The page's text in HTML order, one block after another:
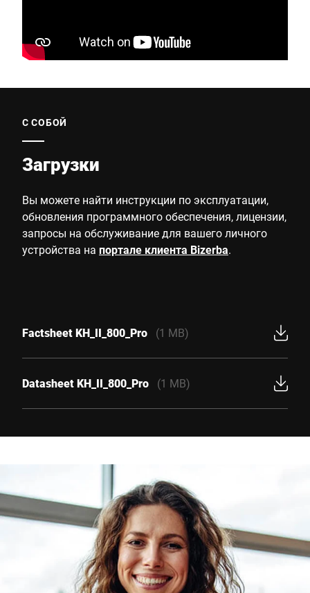
С СОБОЙ
Загрузки
Вы можете найти инструкции по эксплуатации,
обновления программного обеспечения, лицензии,
запросы на обслуживание для вашего личного
устройства на портале клиента Bizerba.
Factsheet KH_II_800_Pro (1 MB)
Datasheet KH_II_800_Pro (1 MB)